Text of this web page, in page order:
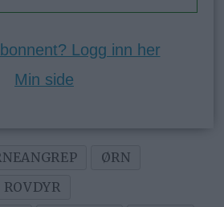
Logg inn her
Min side
ØRN
ROVDYR